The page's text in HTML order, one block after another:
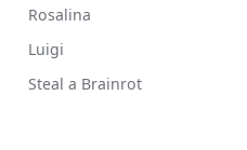
Rosalina
Luigi
Steal a Brainrot